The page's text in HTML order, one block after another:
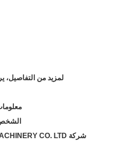
لمزيد من التفاصيل،
شركة INTER-CHINA RUBBER MACHINERY CO. LTD.